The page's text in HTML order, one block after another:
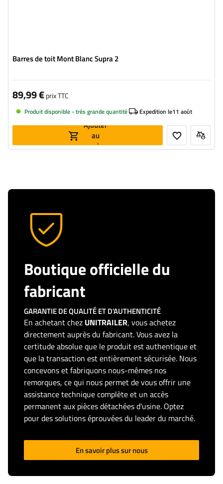
Barres de toit Mont Blanc Supra 2
89,99 €prix TTC
Produit disponible - très grande quantité Expedition le11 août
Ajouter
au
panier
Boutique officielle du
fabricant
GARANTIE DE QUALITÉ ET D'AUTHENTICITÉ
En achetant chez UNITRAILER, vous achetez
directement auprès du fabricant. Vous avez la
certitude absolue que le produit est authentique et
que la transaction est entièrement sécurisée. Nous
concevons et fabriquons nous-mêmes nos
remorques, ce qui nous permet de vous offrir une
assistance technique complète et un accès
permanent aux pièces détachées d'usine. Optez
pour des solutions éprouvées du leader du marché.
En savoir plus sur nous